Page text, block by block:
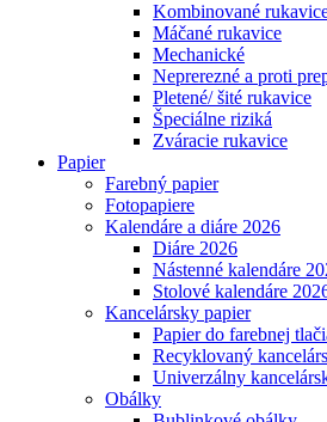
Kombinované
Máčané rukavice
Mechanické
Neprerezné a proti
Pletené/ šité rukavice
Špeciálne riziká
Zváracie rukavice
Papier
Farebný papier
Fotopapiere
Kalendáre a diáre 2026
Diáre 2026
Nástenné kalendáre
Stolové kalendáre
Kancelársky papier
Papier do farebnej
Recyklovaný
Univerzálny
Obálky